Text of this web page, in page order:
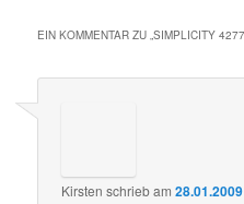
EIN KOMMENTAR ZU „SIMPLICITY
Kirsten schriebam